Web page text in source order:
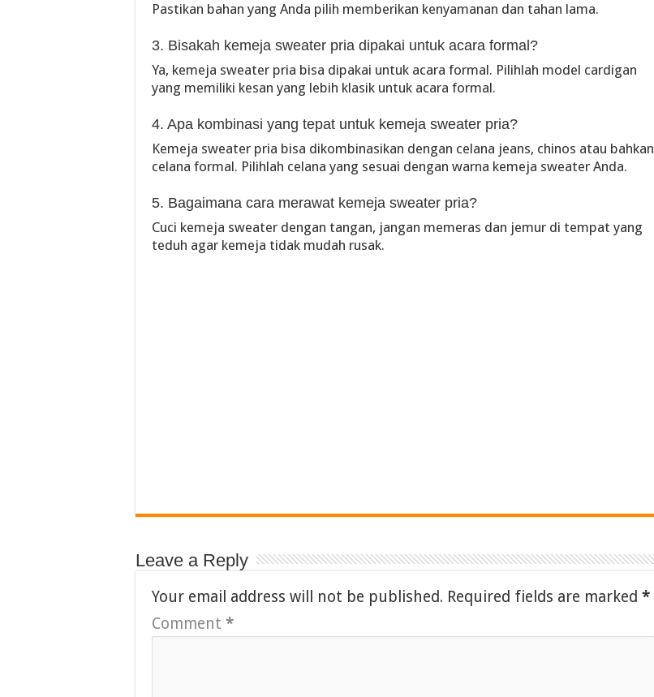
Pastikan bahan yang Anda pilih memberikan kenyamanan dan tahan lama.
3. Bisakah kemeja sweater pria dipakai untuk acara formal?
Ya, kemeja sweater pria bisa dipakai untuk acara formal. Pilihlah model cardigan
yang memiliki kesan yang lebih klasik untuk acara formal.
4. Apa kombinasi yang tepat untuk kemeja sweater pria?
Kemeja sweater pria bisa dikombinasikan dengan celana jeans, chinos atau bahkan
celana formal. Pilihlah celana yang sesuai dengan warna kemeja sweater Anda.
5. Bagaimana cara merawat kemeja sweater pria?
Cuci kemeja sweater dengan tangan, jangan memeras dan jemur di tempat yang
teduh agar kemeja tidak mudah rusak.
Leave a Reply
Your email address will not be published. Required fields are marked *
Comment *